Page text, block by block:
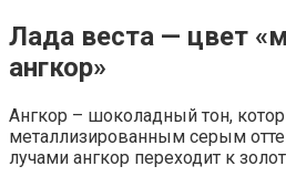
Лада веста — цвет
ангкор»
Ангкор – шоколадный тон,
металлизированным серым
лучами ангкор переходит к